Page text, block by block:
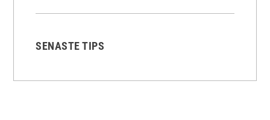
SENASTE TIPS